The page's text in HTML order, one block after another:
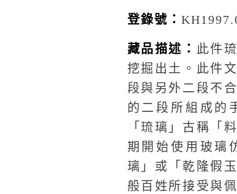
登錄號：
藏品描述： 此件
挖掘出土。此件
段與另外二段不
的二段所組成的
「琉璃」古稱「
期開始使用玻璃
璃」或「乾隆假
般百姓所接受與